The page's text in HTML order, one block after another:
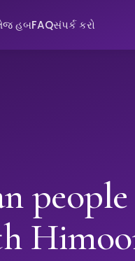
હબFAQસંપર્ક કરો